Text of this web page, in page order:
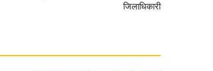
जिलाधिकारी